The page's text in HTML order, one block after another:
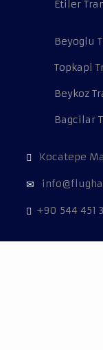
Etiler
Beyoglu
Topkapi
Beykoz
Bagcilar
Kocatepe
+90 544 451